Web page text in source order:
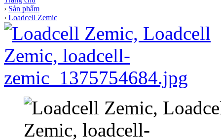
› Sản phẩm
› Loadcell Zemic